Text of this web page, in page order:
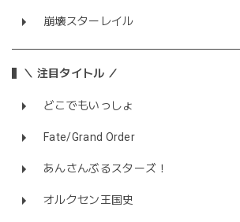
崩壊スターレイル
＼ 注目タイトル ／
どこでもいっしょ
Fate/Grand Order
あんさんぶるスターズ！
オルクセン王国史